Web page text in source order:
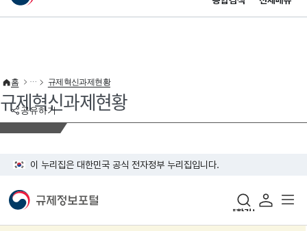
이 누리집은 대한민국 공식 전자정부 누리집입니다.
공유하기
홈 규제혁신과제현황
규제혁신과제현황